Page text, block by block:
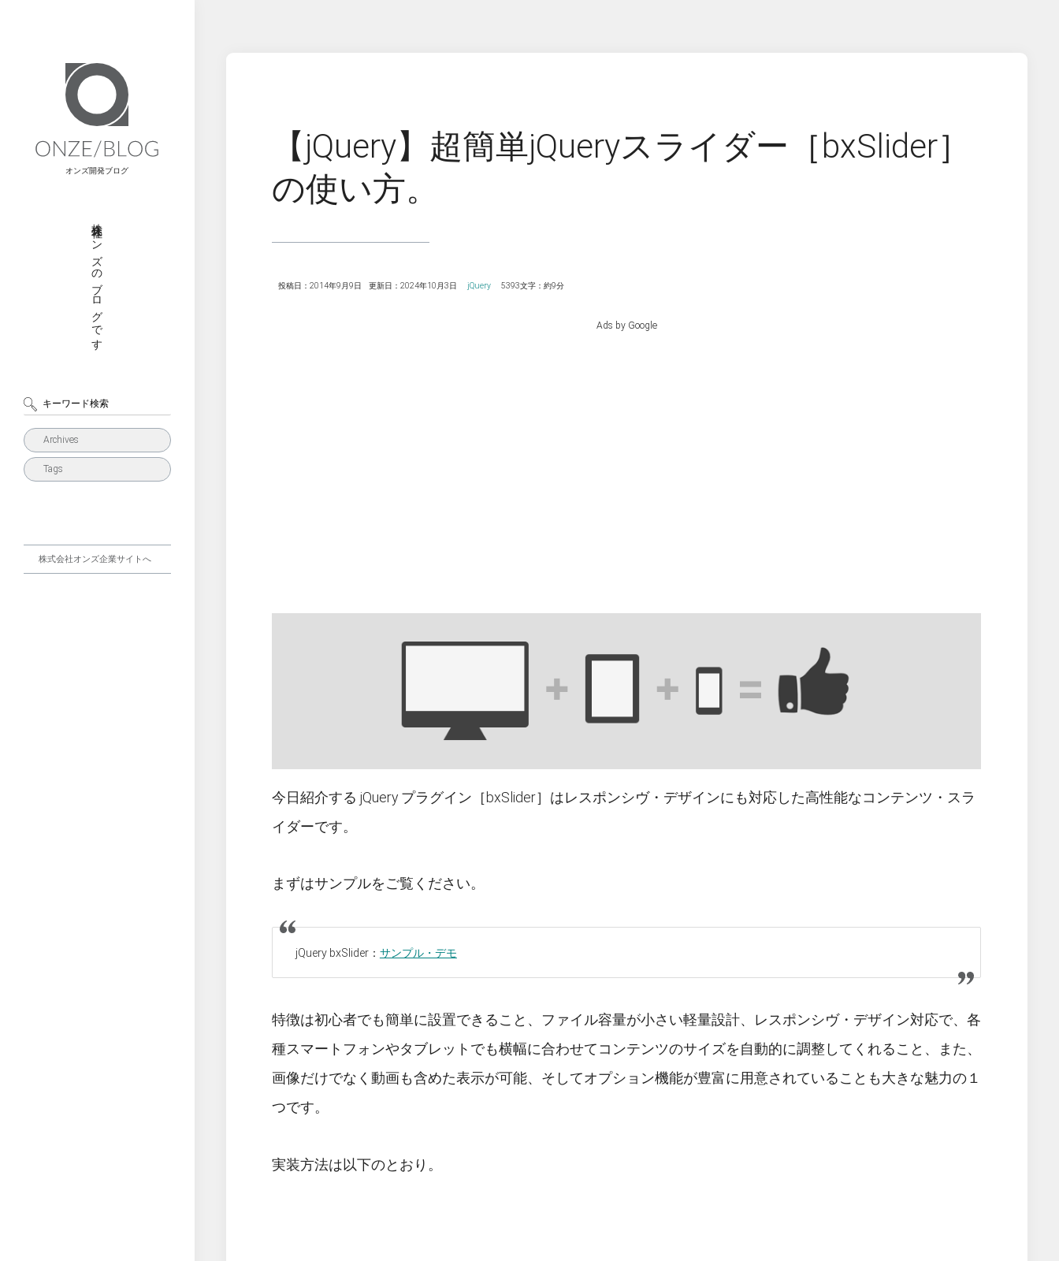
オンズ開発ブログ
株式会社オンズのブログです
Archives
Tags
株式会社オンズ企業サイトへ
【jQuery】超簡単jQueryスライダー［bxSlider］
の使い方。
投稿日：2014年9月9日 更新日：2024年10月3日 jQuery 5393文字：約9分
Ads by Google
今日紹介する jQuery プラグイン［bxSlider］はレスポンシヴ・デザインにも対応した高性能なコンテンツ・スラ
イダーです。
まずはサンプルをご覧ください。
jQuery bxSlider： サンプル・デモ
特徴は初心者でも簡単に設置できること、ファイル容量が小さい軽量設計、レスポンシヴ・デザイン対応で、各
種スマートフォンやタブレットでも横幅に合わせてコンテンツのサイズを自動的に調整してくれること、また、
画像だけでなく動画も含めた表示が可能、そしてオプション機能が豊富に用意されていることも大きな魅力の１
つです。
実装方法は以下のとおり。